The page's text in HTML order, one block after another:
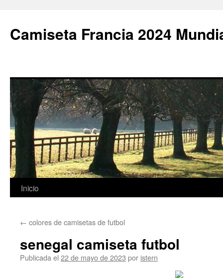
Camiseta Francia 2024
Saltar
contenido
Inicio
← colores de camisetas de futbol
senegal camiseta futbol
Publicada el 22 de mayo de 2023 por istern